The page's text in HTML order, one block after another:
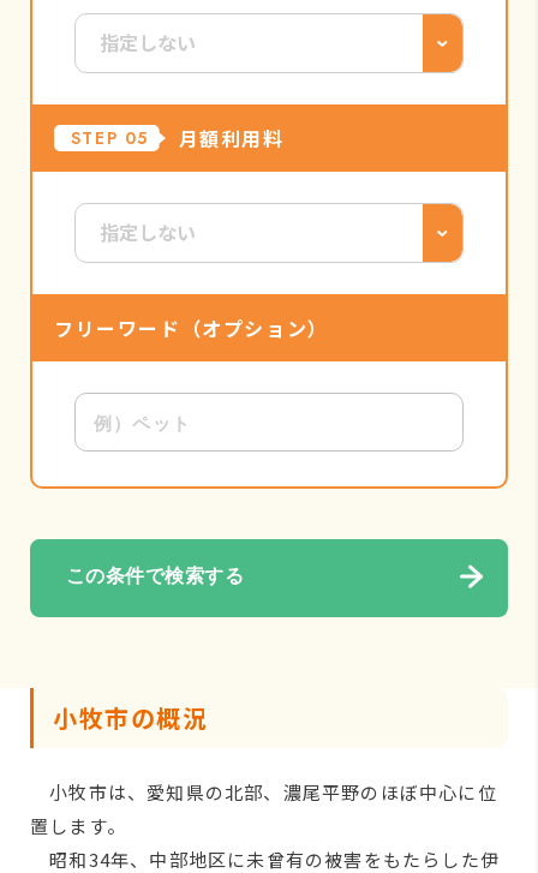
STEP 05 月額利用料
フリーワード （オプション）
この条件で検索する
小牧市の概況
小牧市は、愛知県の北部、濃尾平野のほぼ中心に位
置します。
昭和34年、中部地区に未曾有の被害をもたらした伊